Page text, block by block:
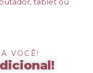
VOCÊ!